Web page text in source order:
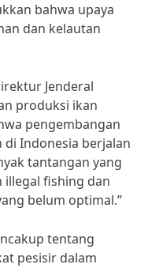
bahwa upaya
dan kelautan
Jenderal
produksi ikan
pengembangan
Indonesia berjalan
tantangan yang
illegal fishing dan
belum optimal.”
tentang
pesisir dalam